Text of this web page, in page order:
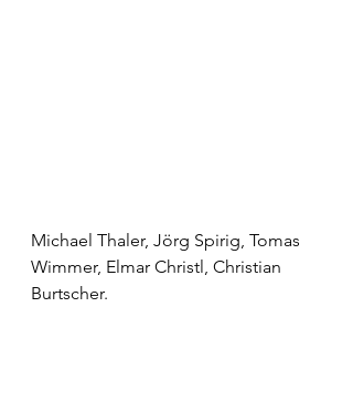
Michael Thaler, Jörg Spirig, Tomas
Wimmer, Elmar Christl, Christian
Burtscher.